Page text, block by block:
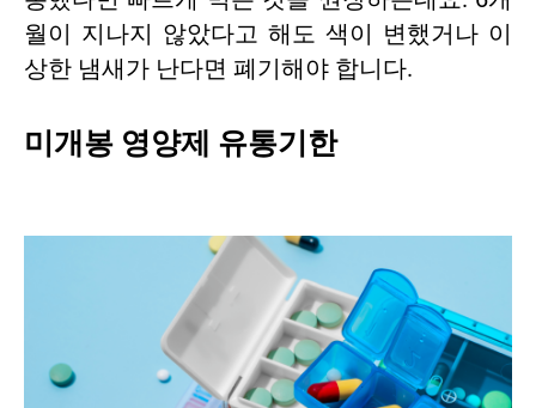
월이 지나지 않았다고 해도 색이 변했거나 이
상한 냄새가 난다면 폐기해야 합니다.
미개봉 영양제 유통기한